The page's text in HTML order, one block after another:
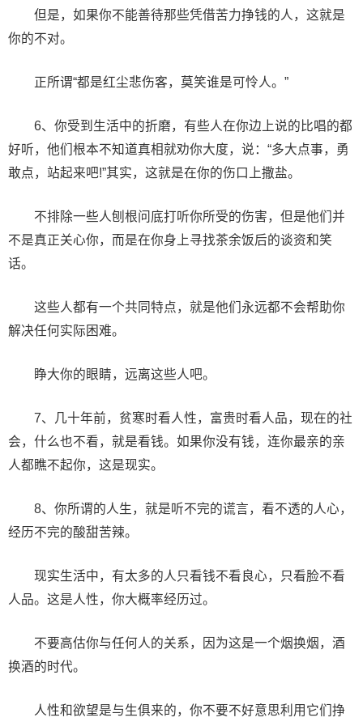
但是，如果你不能善待那些凭借苦力挣钱的人，这就是
你的不对。
正所谓“都是红尘悲伤客，莫笑谁是可怜人。”
6、你受到生活中的折磨，有些人在你边上说的比唱的都
好听，他们根本不知道真相就劝你大度，说：“多大点事，勇
敢点，站起来吧!”其实，这就是在你的伤口上撒盐。
不排除一些人刨根问底打听你所受的伤害，但是他们并
不是真正关心你，而是在你身上寻找茶余饭后的谈资和笑
话。
这些人都有一个共同特点，就是他们永远都不会帮助你
解决任何实际困难。
睁大你的眼睛，远离这些人吧。
7、几十年前，贫寒时看人性，富贵时看人品，现在的社
会，什么也不看，就是看钱。如果你没有钱，连你最亲的亲
人都瞧不起你，这是现实。
8、你所谓的人生，就是听不完的谎言，看不透的人心，
经历不完的酸甜苦辣。
现实生活中，有太多的人只看钱不看良心，只看脸不看
人品。这是人性，你大概率经历过。
不要高估你与任何人的关系，因为这是一个烟换烟，酒
换酒的时代。
人性和欲望是与生俱来的，你不要不好意思利用它们挣